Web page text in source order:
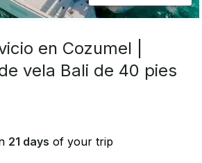
en Cozumel |
vela Bali de 40 pies
21 days of your trip